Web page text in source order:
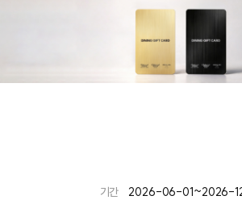
기간
2026-06-01~2026-